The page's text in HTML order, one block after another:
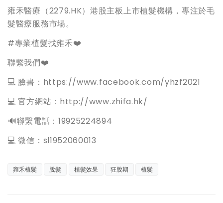
雍禾醫療（2279.HK）港股主板上市植髮機構，專注於毛
髮醫療服務市場。
#專業植髮找雍禾❤️
聯繫我們❤️
💻 臉書：https://www.facebook.com/yhzf2021
💻 官方網站：http://www.zhifa.hk/
️🔊聯繫電話：19925224894
💻 微信：sl1952060013
雍禾植髮 脫髮 植髮效果 狂脫期 植髮